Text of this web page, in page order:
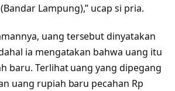
Lampung),” ucap si pria.
uang tersebut dinyatakan
ia mengatakan bahwa uang itu
baru. Terlihat uang yang dipegang
uang rupiah baru pecahan Rp